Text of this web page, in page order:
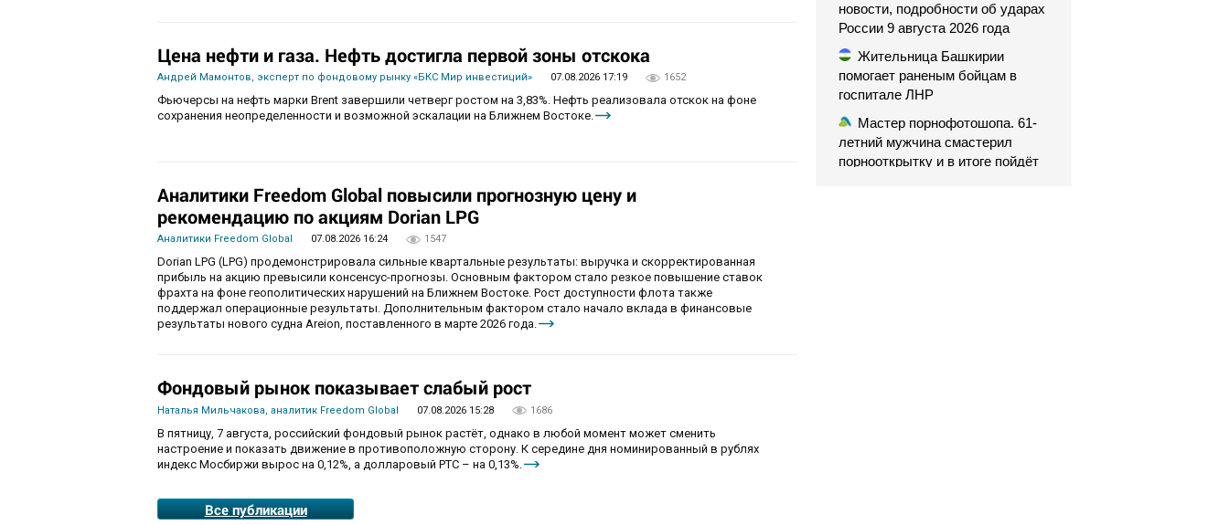
Цена нефти и газа. Нефть достигла первой зоны отскока
Андрей Мамонтов, эксперт по фондовому рынку «БКС Мир инвестиций» 07.08.2026 17:19 1652
Фьючерсы на нефть марки Brent завершили четверг ростом на 3,83%. Нефть реализовала отскок на фоне
сохранения неопределенности и возможной эскалации на Ближнем Востоке.
Аналитики Freedom Global повысили прогнозную цену и
рекомендацию по акциям Dorian LPG
Аналитики Freedom Global 07.08.2026 16:24 1547
Dorian LPG (LPG) продемонстрировала сильные квартальные результаты: выручка и скорректированная
прибыль на акцию превысили консенсус-прогнозы. Основным фактором стало резкое повышение ставок
фрахта на фоне геополитических нарушений на Ближнем Востоке. Рост доступности флота также
поддержал операционные результаты. Дополнительным фактором стало начало вклада в финансовые
результаты нового судна Areion, поставленного в марте 2026 года.
Фондовый рынок показывает слабый рост
Наталья Мильчакова, аналитик Freedom Global 07.08.2026 15:28 1686
В пятницу, 7 августа, российский фондовый рынок растёт, однако в любой момент может сменить
настроение и показать движение в противоположную сторону. К середине дня номинированный в рублях
индекс Мосбиржи вырос на 0,12%, а долларовый РТС – на 0,13%.
Все публикации
новости, подробности об ударах
России 9 августа 2026 года
Жительница Башкирии
помогает раненым бойцам в
госпитале ЛНР
Мастер порнофотошопа. 61-
летний мужчина смастерил
порнооткрытку и в итоге пойдёт